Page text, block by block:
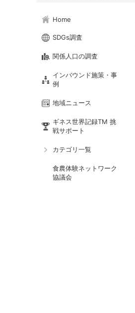
Home
SDGs調査
関係人口の調査
インバウンド施策・事
例
地域ニュース
ギネス世界記録TM 挑
戦サポート
カテゴリ一覧
食農体験ネットワーク
協議会